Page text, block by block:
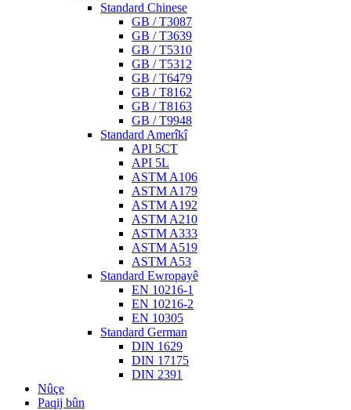
Standard Chinese
GB / T3087
GB / T3639
GB / T5310
GB / T5312
GB / T6479
GB / T8162
GB / T8163
GB / T9948
Standard Amerîkî
API 5CT
API 5L
ASTM A106
ASTM A179
ASTM A192
ASTM A210
ASTM A333
ASTM A519
ASTM A53
Standard Ewropayê
EN 10216-1
EN 10216-2
EN 10305
Standard German
DIN 1629
DIN 17175
DIN 2391
Nûçe
Paqij bûn